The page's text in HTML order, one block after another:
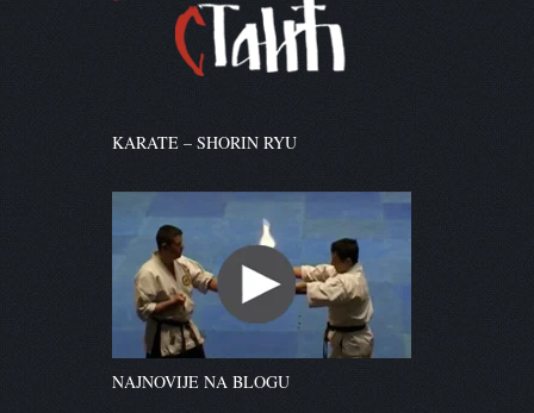
KARATE – SHORIN RYU
NAJNOVIJE NA BLOGU